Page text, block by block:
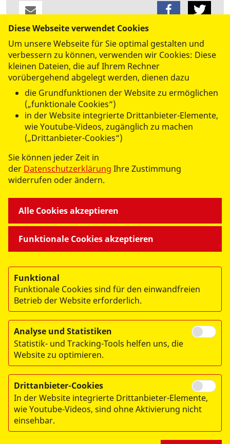
datenschutzkonform mitShariff
WIR FÜR SIE
- UNSERE DIENSTLEISTUNGEN -
- UNSERE ANGEBOTE -
- DER ASB LEIPZIG -
Impressum
Datenschutz
Medizinproduktesicherheit
Diese Webseite verwendet Cookies
Um unsere Webseite für Sie optimal gestalten und
verbessern zu können, verwenden wir Cookies: Diese
kleinen Dateien, die auf Ihrem Rechner
vorübergehend abgelegt werden, dienen dazu
die Grundfunktionen der Website zu ermöglichen
(„funktionale Cookies“)
in der Website integrierte Drittanbieter-Elemente,
wie Youtube-Videos, zugänglich zu machen
(„Drittanbieter-Cookies“)
Sie können jeder Zeit in
der Datenschutzerklärung Ihre Zustimmung
widerrufen oder ändern.
Funktionale Cookies akzeptieren
Alle Cookies akzeptieren
Funktional
Funktionale Cookies sind für den einwandfreien
Betrieb der Website erforderlich.
Analyse und Statistiken
Statistik- und Tracking-Tools helfen uns, die
Website zu optimieren.
Drittanbieter-Cookies
In der Website integrierte Drittanbieter-Elemente,
wie Youtube-Videos, sind ohne Aktivierung nicht
einsehbar.